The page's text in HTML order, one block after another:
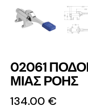
02061
ΜΙΑΣ ΡΟΗΣ
134.00 €